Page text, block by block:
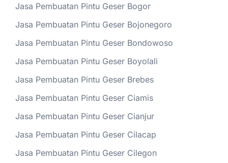
Jasa Pembuatan Pintu Geser Bogor
Jasa Pembuatan Pintu Geser Bojonegoro
Jasa Pembuatan Pintu Geser Bondowoso
Jasa Pembuatan Pintu Geser Boyolali
Jasa Pembuatan Pintu Geser Brebes
Jasa Pembuatan Pintu Geser Ciamis
Jasa Pembuatan Pintu Geser Cianjur
Jasa Pembuatan Pintu Geser Cilacap
Jasa Pembuatan Pintu Geser Cilegon